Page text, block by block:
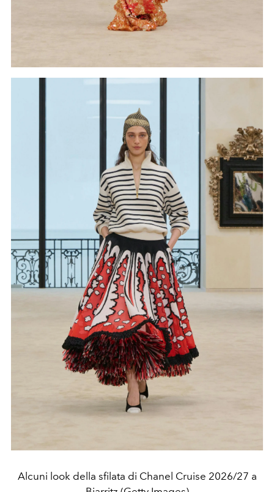
Alcuni look della sfilata di Chanel Cruise 2026/27 a